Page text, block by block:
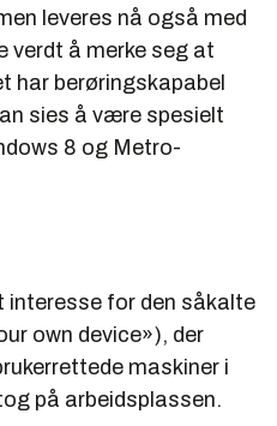
leveres nå også med
verdt å merke seg at
har berøringskapabel
sies å være spesielt
8 og Metro-
interesse for den såkalte
own device»), der
maskiner i
på arbeidsplassen.